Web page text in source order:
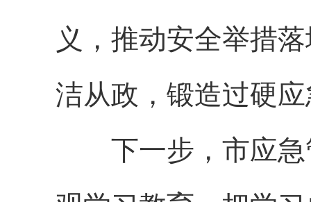
义，推动安全举措
洁从政，锻造过硬
下一步，市应